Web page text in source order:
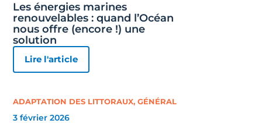
Les énergies marines
renouvelables : quand l’Océan
nous offre (encore !) une
solution
Lire l'article
ADAPTATION DES LITTORAUX,GÉNÉRAL
3 février 2026